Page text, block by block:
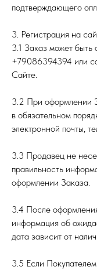
подтверждающего
3. Регистрация на
3.1 Заказ может
+79086394394 или
Сайте.
3.2 При оформлении
в обязательном
электронной почты,
3.3 Продавец не
правильность
оформлении Заказа.
3.4 После
информация об
дата зависит от
3.5 Если